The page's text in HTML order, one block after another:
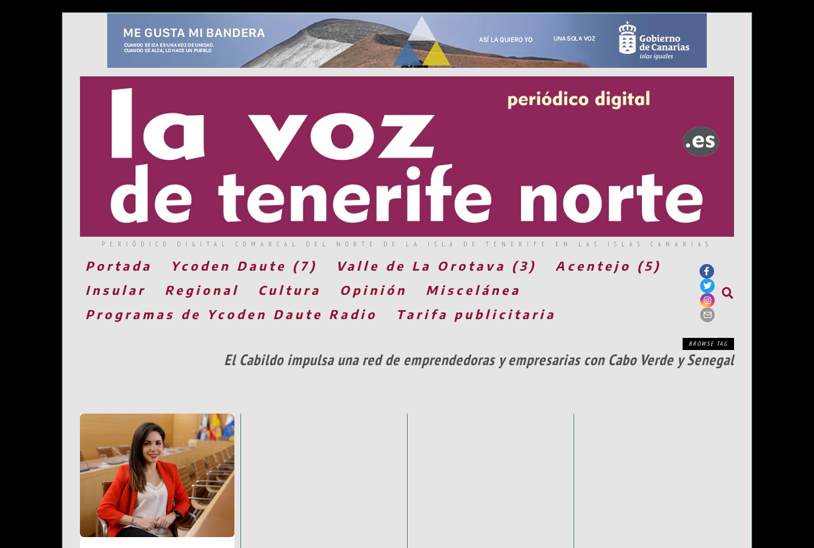
PERIÓDICO DIGITAL COMARCAL DEL NORTE DE LA ISLA DE TENERIFE EN LAS ISLAS CANARIAS
Portada Ycoden Daute (7) Valle de La Orotava (3)
Acentejo (5)
Insular
Regional Cultura Opinión
Miscelánea
Programas de Ycoden Daute Radio
Tarifa publicitaria
BROWSE TAG
El Cabildo impulsa una red de emprendedoras y empresarias con Cabo Verde y Senegal